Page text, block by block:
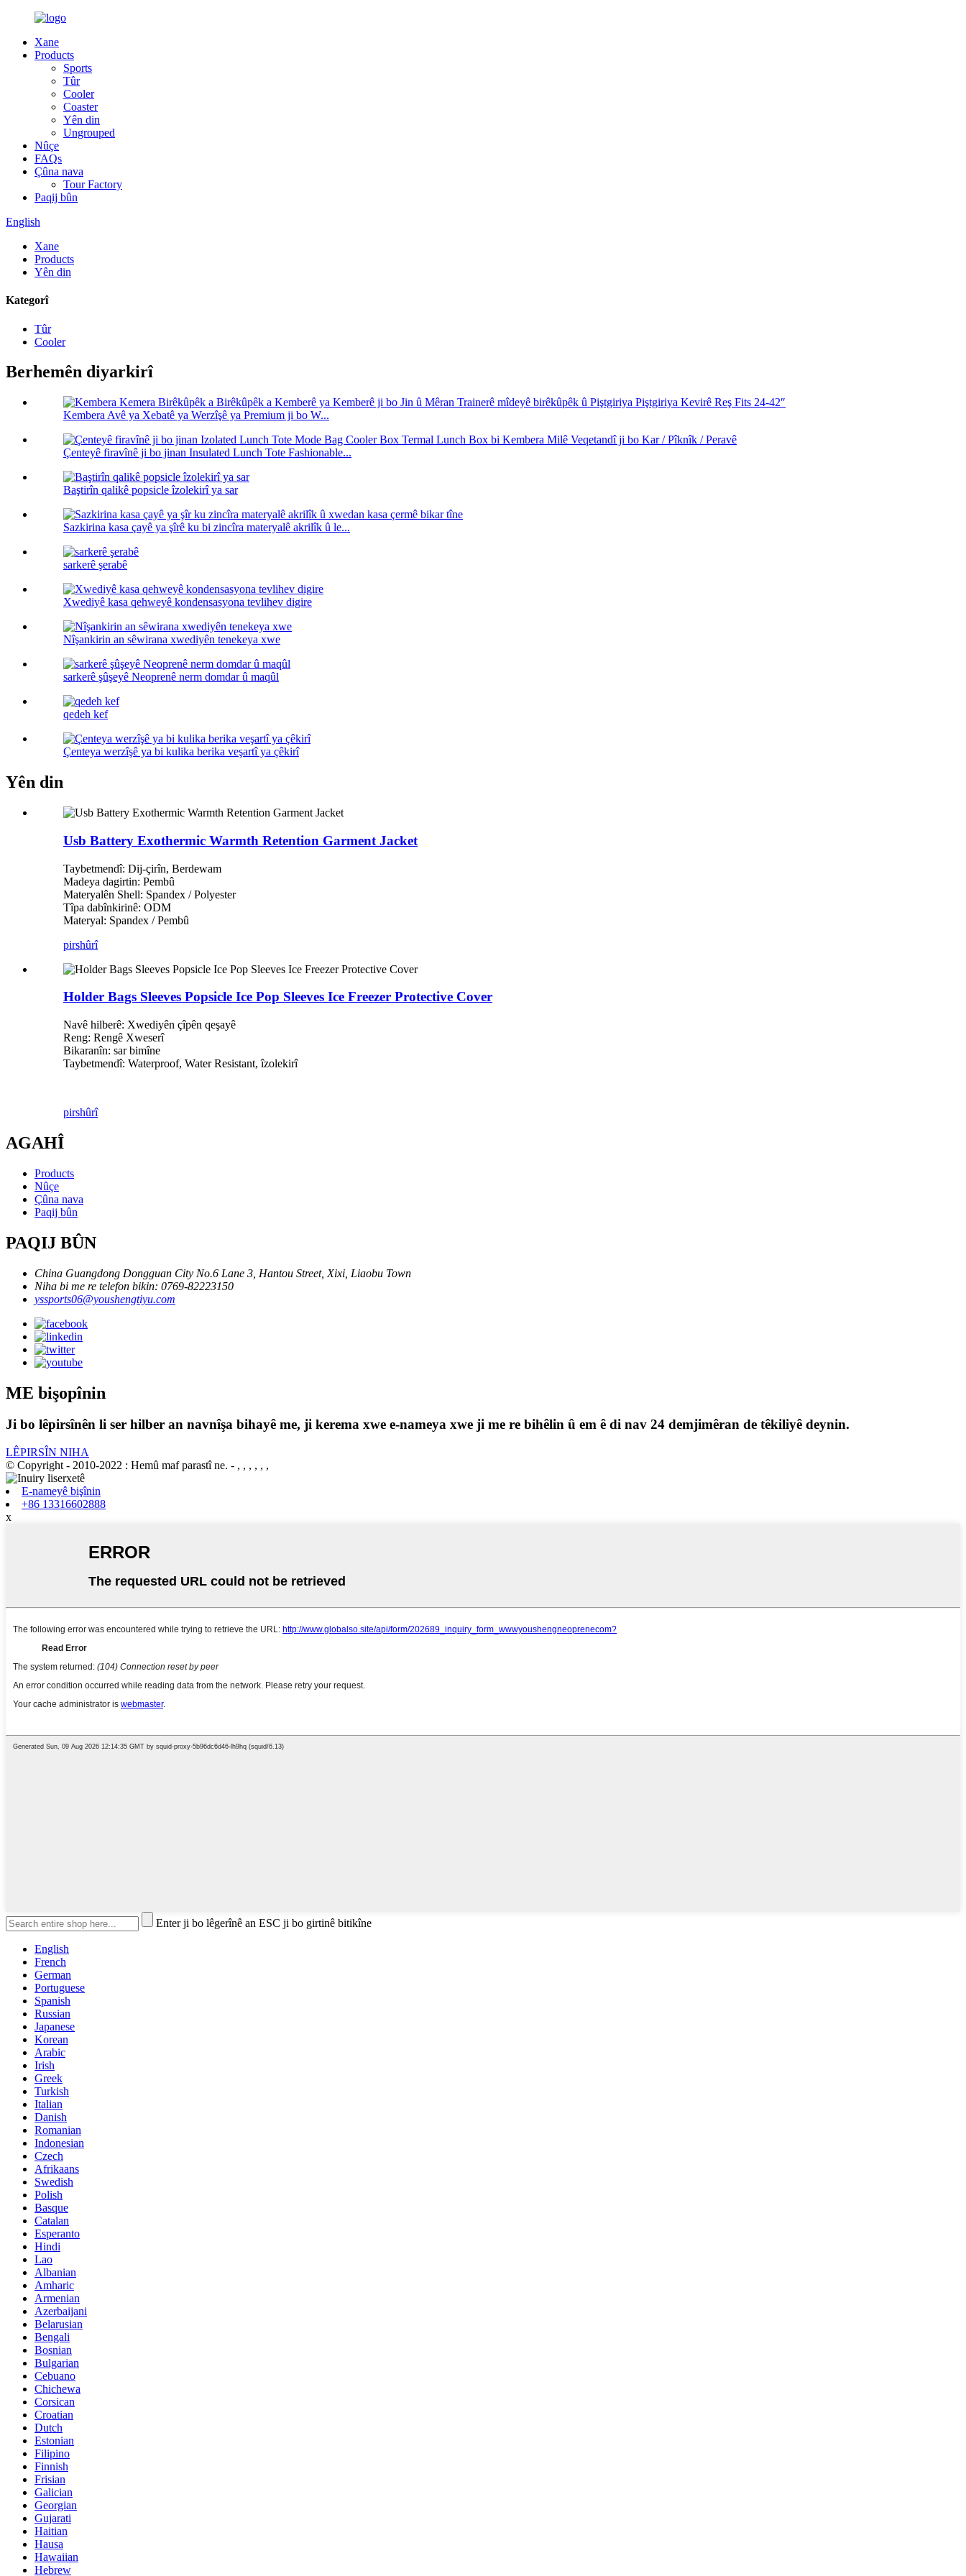
Xane
Products
Sports
Tûr
Cooler
Coaster
Yên din
Ungrouped
Nûçe
FAQs
Çûna nava
Tour Factory
Paqij bûn
English
Xane
Products
Yên din
Kategorî
Tûr
Cooler
Berhemên diyarkirî
Kembera Avê ya Xebatê ya Werzîşê ya Premium ji bo W...
Çenteyê firavînê ji bo jinan Insulated Lunch Tote Fashionable...
Baştirîn qalikê popsicle îzolekirî ya sar
Sazkirina kasa çayê ya şîrê ku bi zincîra materyalê akrilîk û le...
sarkerê şerabê
Xwediyê kasa qehweyê kondensasyona tevlihev digire
Nîşankirin an sêwirana xwediyên tenekeya xwe
sarkerê şûşeyê Neoprenê nerm domdar û maqûl
qedeh kef
Çenteya werzîşê ya bi kulika berika veşartî ya çêkirî
Yên din
Usb Battery Exothermic Warmth Retention Garment Jacket
Taybetmendî: Dij-çirîn, Berdewam
Madeya dagirtin: Pembû
Materyalên Shell: Spandex / Polyester
Tîpa dabînkirinê: ODM
Materyal: Spandex / Pembû
pirshûrî
Holder Bags Sleeves Popsicle Ice Pop Sleeves Ice Freezer Protective Cover
Navê hilberê: Xwediyên çîpên qeşayê
Reng: Rengê Xweserî
Bikaranîn: sar bimîne
Taybetmendî: Waterproof, Water Resistant, îzolekirî
pirshûrî
AGAHÎ
Products
Nûçe
Çûna nava
Paqij bûn
PAQIJ BÛN
China Guangdong Dongguan City No.6 Lane 3, Hantou Street, Xixi, Liaobu Town
Niha bi me re telefon bikin: 0769-82223150
yssports06@youshengtiyu.com
ME bişopînin
Ji bo lêpirsînên li ser hilber an navnîşa bihayê me, ji kerema xwe e-nameya xwe ji me re bihêlin û em ê di nav 24 demjimêran de têkiliyê deynin.
LÊPIRSÎN NIHA
© Copyright - 2010-2022 : Hemû maf parastî ne. - , , , , , ,
E-nameyê bişînin
+86 13316602888
x
Enter ji bo lêgerînê an ESC ji bo girtinê bitikîne
English
French
German
Portuguese
Spanish
Russian
Japanese
Korean
Arabic
Irish
Greek
Turkish
Italian
Danish
Romanian
Indonesian
Czech
Afrikaans
Swedish
Polish
Basque
Catalan
Esperanto
Hindi
Lao
Albanian
Amharic
Armenian
Azerbaijani
Belarusian
Bengali
Bosnian
Bulgarian
Cebuano
Chichewa
Corsican
Croatian
Dutch
Estonian
Filipino
Finnish
Frisian
Galician
Georgian
Gujarati
Haitian
Hausa
Hawaiian
Hebrew